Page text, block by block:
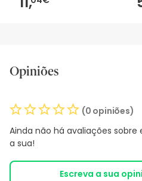
Opiniões
(0 opiniões)
Ainda não há avaliações
a sua!
Escreva a sua